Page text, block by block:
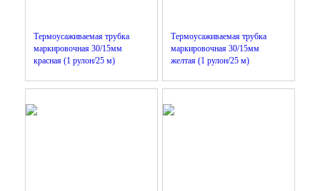
Термоусаживаемая трубка
маркировочная 30/15мм
красная (1 рулон/25 м)
Термоусаживаемая трубка
маркировочная 30/15мм
желтая (1 рулон/25 м)